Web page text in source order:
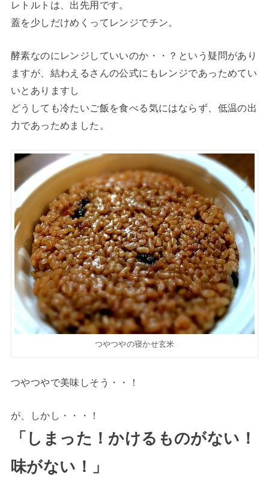
レトルトは、出先用です。
蓋を少しだけめくってレンジでチン。
酵素なのにレンジしていいのか・・？という疑問があり
ますが、結わえるさんの公式にもレンジであっためてい
いとありますし
どうしても冷たいご飯を食べる気にはならず、低温の出
力であっためました。
つやつやの寝かせ玄米
つやつやで美味しそう・・！
が、しかし・・・！
「しまった！かけるものがない！
味がない！」